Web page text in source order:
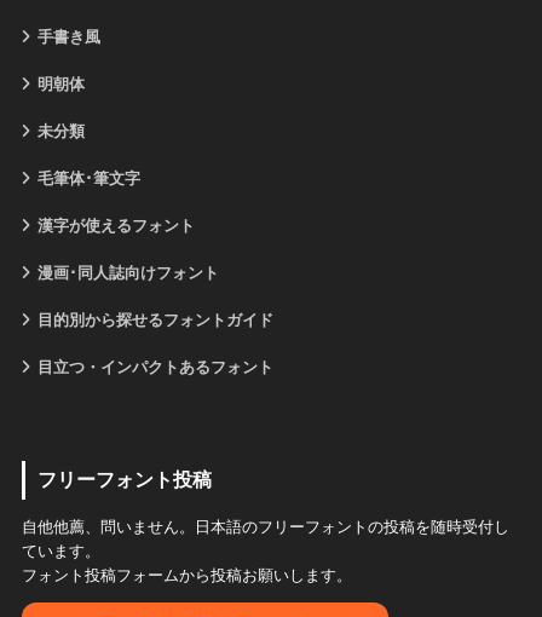
手書き風
明朝体
未分類
毛筆体･筆文字
漢字が使えるフォント
漫画･同人誌向けフォント
目的別から探せるフォントガイド
目立つ・インパクトあるフォント
フリーフォント投稿
自他他薦、問いません。日本語のフリーフォントの投稿を随時受付し
ています。
フォント投稿フォームから投稿お願いします。